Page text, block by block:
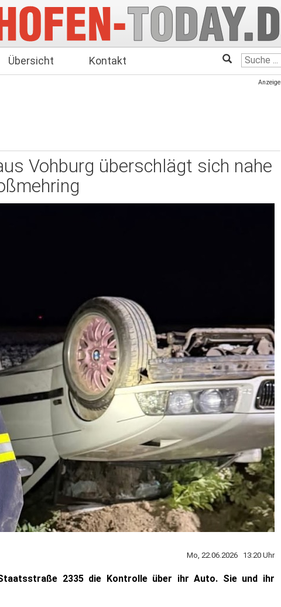
Übersicht Kontakt
Anzeige
Vohburg überschlägt sich nahe
Mo, 22.06.2026 13:20 Uhr
2335 die Kontrolle über ihr Auto. Sie und ihr